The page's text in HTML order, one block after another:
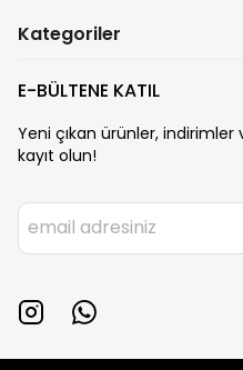
Kategoriler
E-BÜLTENE KATIL
Yeni çıkan ürünler,
kayıt olun!